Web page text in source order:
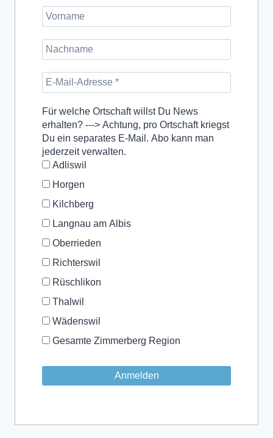
Für welche Ortschaft willst Du News
erhalten? ---> Achtung, pro Ortschaft kriegst
Du ein separates E-Mail. Abo kann man
jederzeit verwalten.
Adliswil
Horgen
Kilchberg
Langnau am Albis
Oberrieden
Richterswil
Rüschlikon
Thalwil
Wädenswil
Gesamte Zimmerberg Region